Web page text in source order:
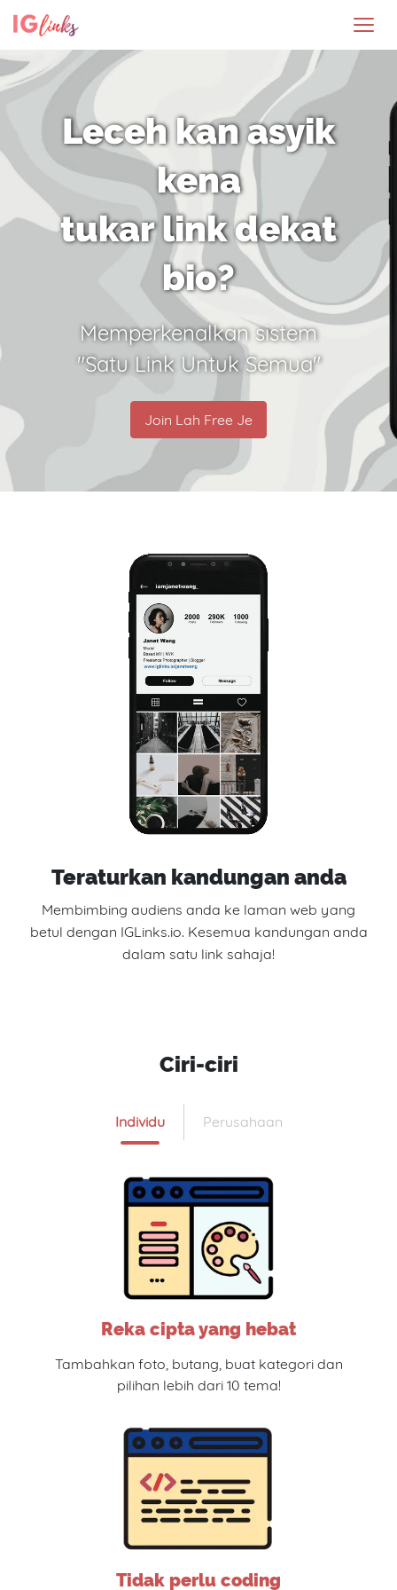
Leceh kan asyik
kena
tukar link dekat
bio?
Memperkenalkan sistem
"Satu Link Untuk Semua"
Join Lah Free Je
Teraturkan kandungan anda
Membimbing audiens anda ke laman web yang
betul dengan IGLinks.io. Kesemua kandungan anda
dalam satu link sahaja!
Ciri-ciri
Individu Perusahaan
Reka cipta yang hebat
Tambahkan foto, butang, buat kategori dan
pilihan lebih dari 10 tema!
Tidak perlu coding